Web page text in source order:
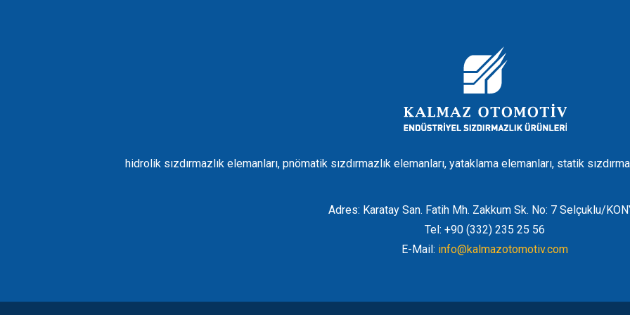
hidrolik sızdırmazlık elemanları, pnömatik sızdırmazlık elemanları, yataklama elemanları, statik
Adres: Karatay San. Fatih Mh. Zakkum Sk. No: 7 Selçuklu/
Tel: +90 (332) 235 25 56
E-Mail: info@kalmazotomotiv.com